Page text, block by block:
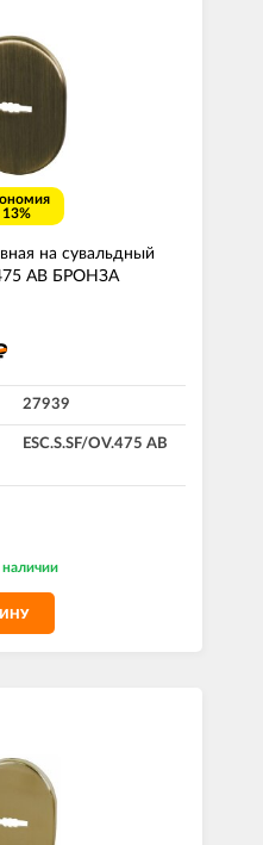
13%
на сувальдный
AB БРОНЗА
27939
ESC.S.SF/OV.475 AB
наличии